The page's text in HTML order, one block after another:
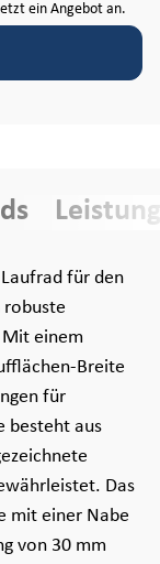
ein Angebot an.
Leistung
für den
robuste
Mit einem
Breite
für
besteht aus
Das
mit einer Nabe
von 30 mm